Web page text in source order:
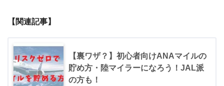
【関連記事】
【裏ワザ？】初心者向けANAマイルの
貯め方・陸マイラーになろう！JAL派
の方も！